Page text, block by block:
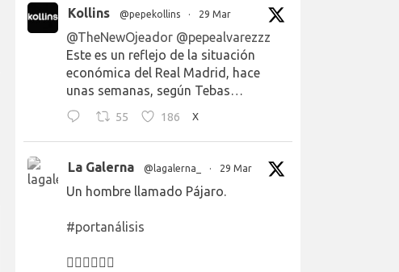
Kollins @pepekollins · 29 Mar
@TheNewOjeador @pepealvarezzz
Este es un reflejo de la situación
económica del Real Madrid, hace
unas semanas, según Tebas…
55 186 X
La Galerna @lagalerna_ · 29 Mar
Un hombre llamado Pájaro.
#portanálisis
👉🏻👉🏻👉🏻